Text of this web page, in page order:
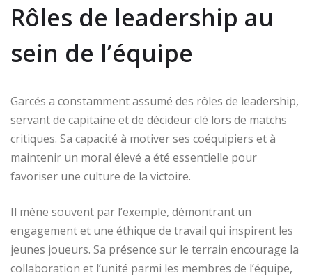
Rôles de leadership au
sein de l’équipe
Garcés a constamment assumé des rôles de leadership,
servant de capitaine et de décideur clé lors de matchs
critiques. Sa capacité à motiver ses coéquipiers et à
maintenir un moral élevé a été essentielle pour
favoriser une culture de la victoire.
Il mène souvent par l’exemple, démontrant un
engagement et une éthique de travail qui inspirent les
jeunes joueurs. Sa présence sur le terrain encourage la
collaboration et l’unité parmi les membres de l’équipe,